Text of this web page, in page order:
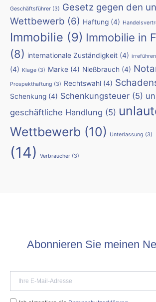
Geschäftsführer (3) Gesetz gegen den
Wettbewerb (6) Haftung (4)
Immobilie (9) Immobilie in
(8) internationale Zuständigkeit (4)
(4) Klage (3) Marke (4) Nießbrauch (4)
Prospekthaftung (3) Rechtswahl (4)
Schenkung (4) Schenkungsteuer (5)
geschäftliche Handlung (5)
Wettbewerb (10) Unterlassung (3)
(14)
Verbraucher (3)
Abonnieren Sie meinen